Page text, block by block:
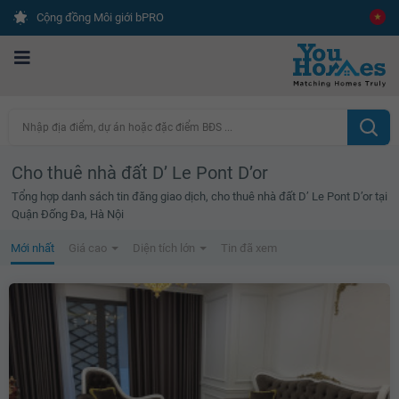
Cộng đồng Môi giới bPRO
Nhập địa điểm, dự án hoặc đặc điểm BĐS ...
Cho thuê nhà đất D’ Le Pont D’or
Tổng hợp danh sách tin đăng giao dịch, cho thuê nhà đất D’ Le Pont D’or tại
Quận Đống Đa, Hà Nội
Mới nhất Giá cao Diện tích lớn Tin đã xem